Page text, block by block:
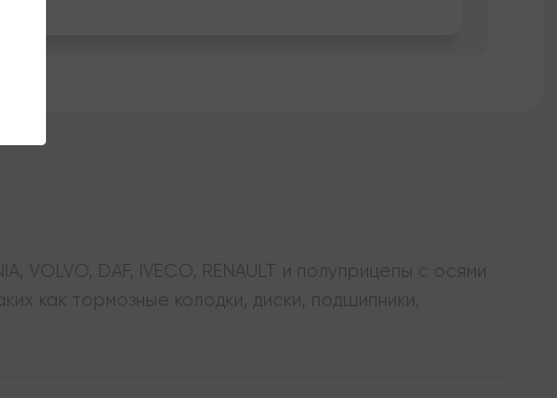
VOLVO, DAF, IVECO, RENAULT и полуприцепы с осями
как тормозные колодки, диски, подшипники,